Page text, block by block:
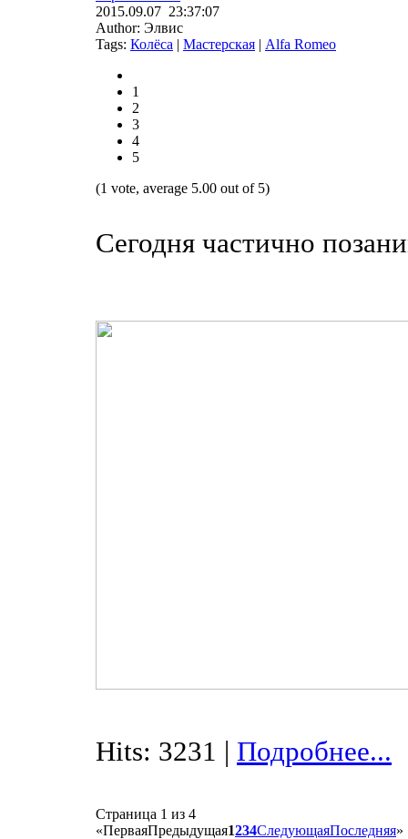
2015.09.07 23:37:07
Author: Элвис
Tags: Колёса | Мастерская | Alfa Romeo
1
2
3
4
5
(1 vote, average 5.00 out of 5)
Сегодня частично
Hits: 3231 | Подробнее...
Страница 1 из 4
«ПерваяПредыдущая1234СледующаяПоследняя»